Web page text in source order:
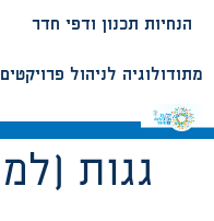
הנחיות תכנון ודפי חדר
מתודולוגיה לניהול פרויקטים
גגות